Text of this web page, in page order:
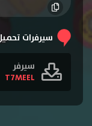
الحلقة 25
الحلقة 28
سيرفرات
سيرفر
T7MEEL